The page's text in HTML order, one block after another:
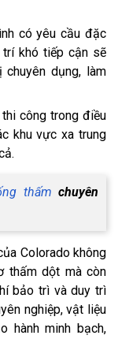
có yêu cầu đặc
khó tiếp cận sẽ
dụng, làm
công trong điều
khu vực xa trung
thấm chuyên
Colorado không
thấm dột mà còn
bảo trì và duy trì
nghiệp, vật liệu
hành minh bạch,